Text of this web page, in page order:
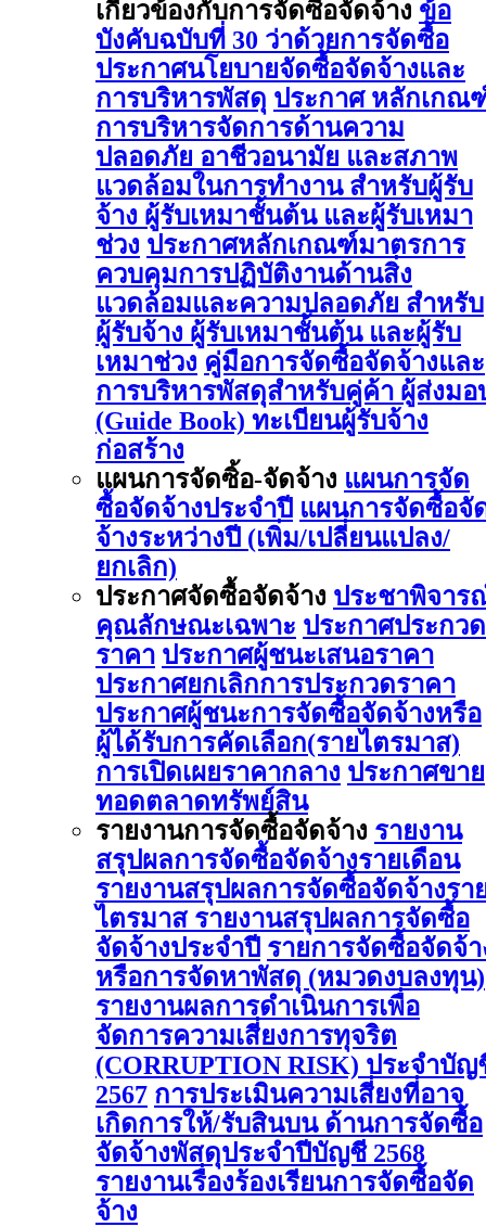
เกี่ยวข้องกับการจัดซื้อจัดจ้าง ข้อ
บังคับฉบับที่ 30 ว่าด้วยการจัดซื้อ
ประกาศนโยบายจัดซื้อจัดจ้างและ
การบริหารพัสดุ ประกาศ หลักเกณ
การบริหารจัดการด้านความ
ปลอดภัย อาชีวอนามัย และสภาพ
แวดล้อมในการทำงาน สำหรับผู้รับ
จ้าง ผู้รับเหมาชั้นต้น และผู้รับเหมา
ช่วง ประกาศหลักเกณฑ์มาตรการ
ควบคุมการปฏิบัติงานด้านสิ่ง
แวดล้อมและความปลอดภัย สำหรับ
ผู้รับจ้าง ผู้รับเหมาชั้นต้น และผู้รับ
เหมาช่วง คู่มือการจัดซื้อจัดจ้างและ
การบริหารพัสดุสำหรับคู่ค้า ผู้ส่งมอ
(Guide Book) ทะเบียนผู้รับจ้าง
ก่อสร้าง
แผนการจัดซิ้อ-จัดจ้าง แผนการจัด
ซื้อจัดจ้างประจำปี แผนการจัดซื้อจั
จ้างระหว่างปี (เพิ่ม/เปลี่ยนแปลง/
ยกเลิก)
ประกาศจัดซื้อจัดจ้าง ประชาพิจาร
คุณลักษณะเฉพาะ ประกาศประกวด
ราคา ประกาศผู้ชนะเสนอราคา
ประกาศยกเลิกการประกวดราคา
ประกาศผู้ชนะการจัดซื้อจัดจ้างหรือ
ผู้ได้รับการคัดเลือก(รายไตรมาส)
การเปิดเผยราคากลาง ประกาศขาย
ทอดตลาดทรัพย์สิน
รายงานการจัดซื้อจัดจ้าง รายงาน
สรุปผลการจัดซื้อจัดจ้างรายเดือน
รายงานสรุปผลการจัดซื้อจัดจ้างรา
ไตรมาส รายงานสรุปผลการจัดซื้อ
จัดจ้างประจำปี รายการจัดซื้อจัดจ้า
หรือการจัดหาพัสดุ (หมวดงบลงทุน)
รายงานผลการดําเนินการเพื่อ
จัดการความเสี่ยงการทุจริต
(CORRUPTION RISK) ประจําบัญ
2567 การประเมินความเสี่ยงที่อาจ
เกิดการให้/รับสินบน ด้านการจัดซื้อ
จัดจ้างพัสดุประจําปีบัญชี 2568
รายงานเรื่องร้องเรียนการจัดซื้อจัด
จ้าง